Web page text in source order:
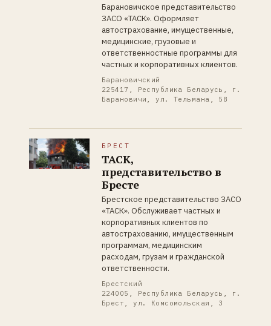
Барановичское представительство
ЗАСО «ТАСК». Оформляет
автострахование, имущественные,
медицинские, грузовые и
ответственностные программы для
частных и корпоративных клиентов.
Барановичский
225417, Республика Беларусь, г.
Барановичи, ул. Тельмана, 58
БРЕСТ
ТАСК,
представительство в
Бресте
Брестское представительство ЗАСО
«ТАСК». Обслуживает частных и
корпоративных клиентов по
автострахованию, имущественным
программам, медицинским
расходам, грузам и гражданской
ответственности.
Брестский
224005, Республика Беларусь, г.
Брест, ул. Комсомольская, 3